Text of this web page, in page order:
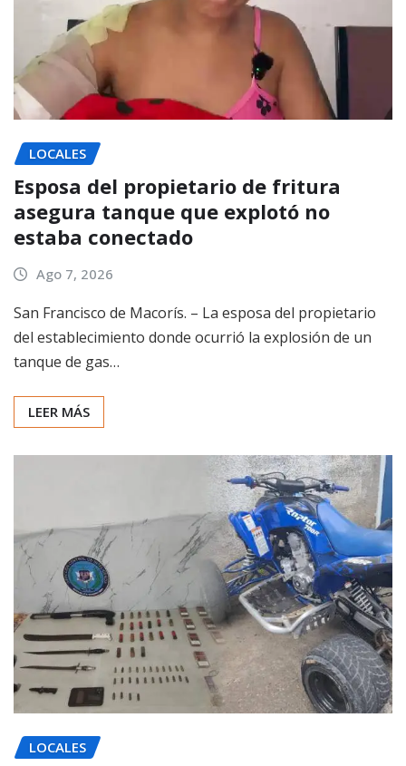
LOCALES
Esposa del propietario de fritura
asegura tanque que explotó no
estaba conectado
Ago 7, 2026
San Francisco de Macorís. – La esposa del propietario
del establecimiento donde ocurrió la explosión de un
tanque de gas…
LEER MÁS
LOCALES